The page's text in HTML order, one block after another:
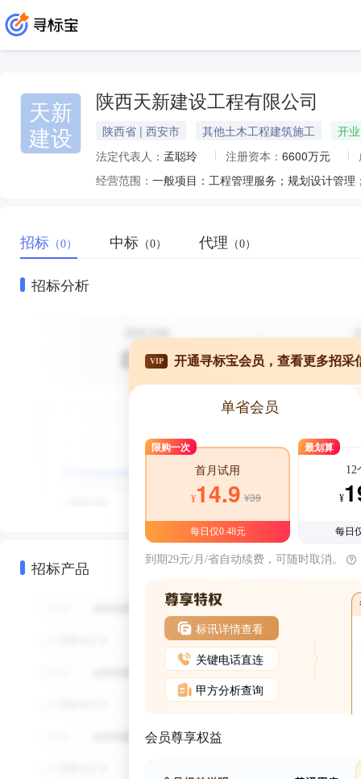
天新
建设
陕西天新建设工程有限公司
陕西省 | 西安市 其他土木工程建筑施工
开业
法定代表人： 孟聪玲 注册资本： 6600万元
经营范围：
招标 （0） 中标 （0） 代理 （0）
招标分析
招标产品
VIP 开通寻标宝会员，查看更多招采
单省会员
限购一次
首月试用
¥14.9 ¥39
每日仅0.48元
最划算
12
¥
每日
到期29元/月/省自动续费，可随时取消。
标讯详情查看
关键电话直连
甲方分析查询
会员尊享权益